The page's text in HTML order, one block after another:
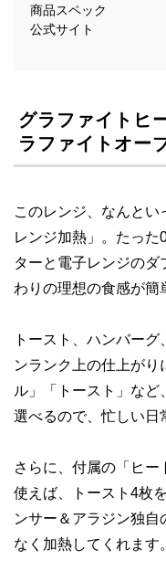
商品スペック
公式サイト
グラファイトヒ
ラファイトオー
このレンジ、なんとい
レンジ加熱」。たっ
ターと電子レンジの
わりの理想の食感が簡
トースト、ハンバー
ンランク上の仕上がり
ル」「トースト」な
選べるので、忙しい日
さらに、付属の「ヒ
使えば、トースト4枚
ンサー＆アラジン独自
なく加熱してくれます。